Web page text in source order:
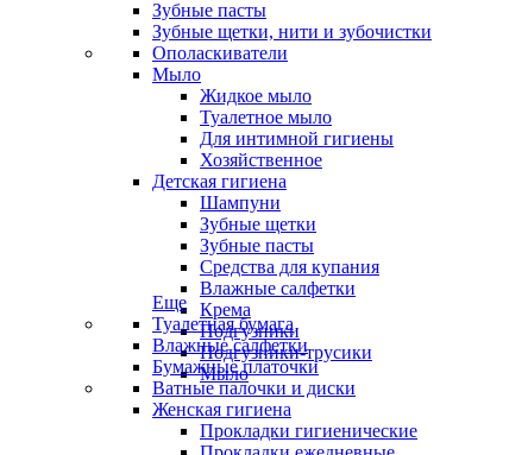
Зубные пасты
Зубные щетки, нити и зубочистки
Ополаскиватели
Мыло
Жидкое мыло
Туалетное мыло
Для интимной гигиены
Хозяйственное
Детская гигиена
Шампуни
Зубные щетки
Зубные пасты
Средства для купания
Влажные салфетки
Крема
Подгузники
Подгузники-трусики
Мыло
Еще
Туалетная бумага
Влажные салфетки
Бумажные платочки
Ватные палочки и диски
Женская гигиена
Прокладки гигиенические